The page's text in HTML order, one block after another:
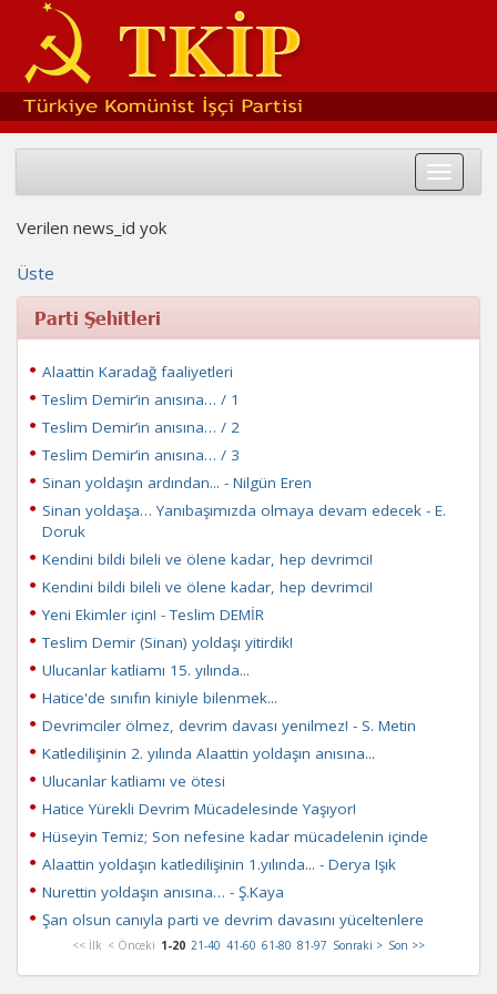
Toggle
Verilen news_id yok
Üste
Parti Şehitleri
Alaattin Karadağ faaliyetleri
Teslim Demir’in anısına… / 1
Teslim Demir’in anısına… / 2
Teslim Demir’in anısına… / 3
Sinan yoldaşın ardından... - Nilgün Eren
Sinan yoldaşa… Yanıbaşımızda olmaya devam edecek - E.
Doruk
Kendini bildi bileli ve ölene kadar, hep devrimci!
Kendini bildi bileli ve ölene kadar, hep devrimci!
Yeni Ekimler için! - Teslim DEMİR
Teslim Demir (Sinan) yoldaşı yitirdik!
Ulucanlar katliamı 15. yılında...
Hatice'de sınıfın kiniyle bilenmek...
Devrimciler ölmez, devrim davası yenilmez! - S. Metin
Katledilişinin 2. yılında Alaattin yoldaşın anısına...
Ulucanlar katliamı ve ötesi
Hatice Yürekli Devrim Mücadelesinde Yaşıyor!
Hüseyin Temiz; Son nefesine kadar mücadelenin içinde
Alaattin yoldaşın katledilişinin 1.yılında... - Derya Işık
Nurettin yoldaşın anısına… - Ş.Kaya
Şan olsun canıyla parti ve devrim davasını yüceltenlere
<< İlk < Önceki 1-20 21-40 41-60 61-80 81-97 Sonraki > Son >>